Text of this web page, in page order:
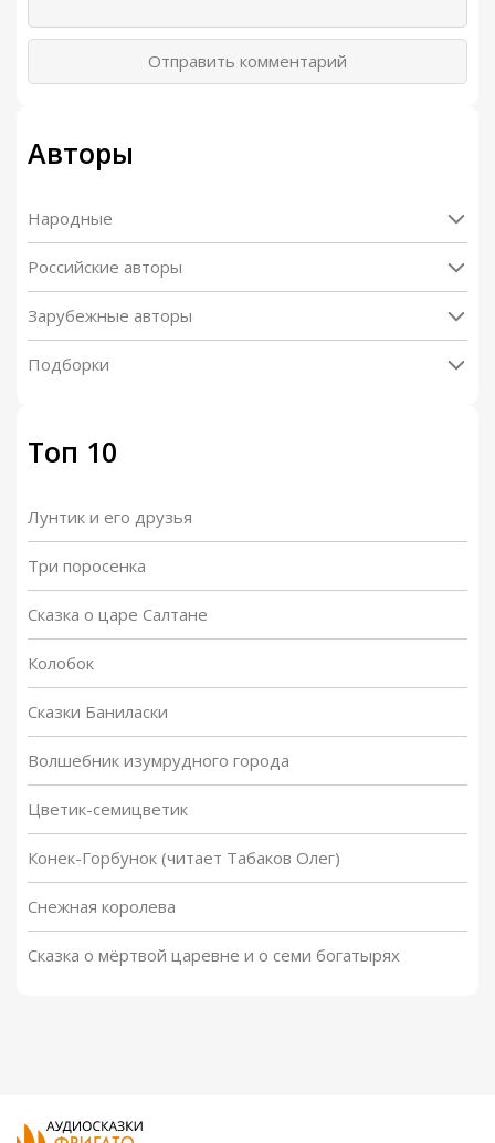
Отправить комментарий
Авторы
Народные
Российские авторы
Зарубежные авторы
Подборки
Топ 10
Лунтик и его друзья
Три поросенка
Сказка о царе Салтане
Колобок
Сказки Баниласки
Волшебник изумрудного города
Цветик-семицветик
Конек-Горбунок (читает Табаков Олег)
Снежная королева
Сказка о мёртвой царевне и о семи богатырях